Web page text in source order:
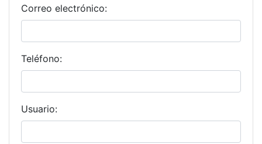
Correo electrónico:
Teléfono:
Usuario: